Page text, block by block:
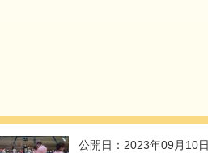
公開日：2023年09月10日